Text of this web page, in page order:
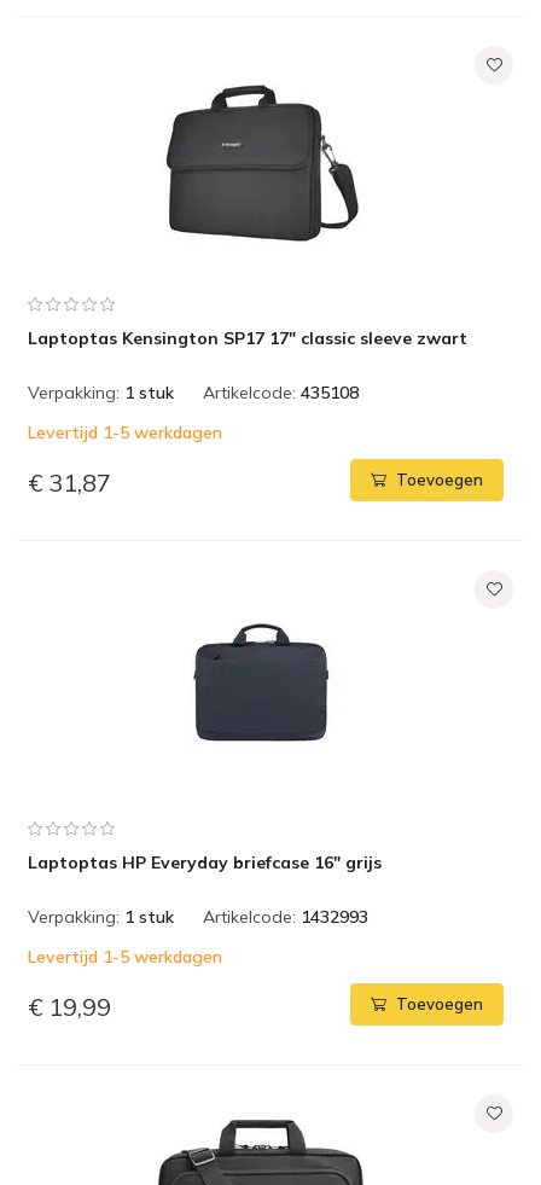
Laptoptas Kensington SP17 17" classic sleeve zwart
Verpakking: 1 stuk Artikelcode: 435108
Levertijd 1-5 werkdagen
€ 31,87 Toevoegen
Laptoptas HP Everyday briefcase 16" grijs
Verpakking: 1 stuk Artikelcode: 1432993
Levertijd 1-5 werkdagen
€ 19,99 Toevoegen